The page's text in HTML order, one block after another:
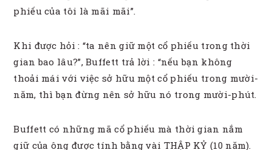
phiếu của tôi là mãi mãi”.
Khi được hỏi : “ta nên giữ một cổ phiếu trong thời
gian bao lâu?”, Buffett trả lời : “nếu bạn không
thoải mái với việc sở hữu một cổ phiếu trong mười-
năm, thì bạn đừng nên sở hữu nó trong mười-phút.
Buffett có những mã cổ phiếu mà thời gian nắm
giữ của ông được tính bằng vài THẬP KỶ (10 năm).